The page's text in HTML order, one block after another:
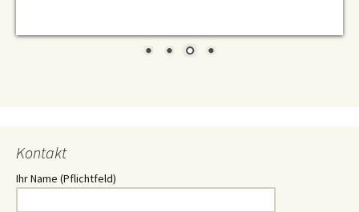
Kontakt
Ihr Name (Pflichtfeld)